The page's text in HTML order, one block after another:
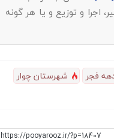
و توزیع و یا هر گونه
فجر
شهرستان چوار
https://pooyarooz.ir/?p=18407